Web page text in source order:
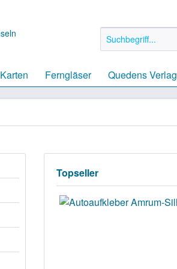
Karten Ferngläser Quedens Verlag
Topseller